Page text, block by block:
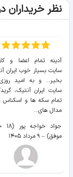
نظر خریداران
آدینه تمام اعضا و
سایت بسیار خوب ايران
بخیر... و به امید
سایت ايران آنتیک،
تمام سکه ها و اسکناس
مدال های...
موفق) – ۹ مرداد ۱۴۰۵